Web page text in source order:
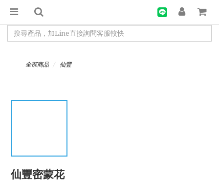
全部商品 仙豐
仙豐密蒙花